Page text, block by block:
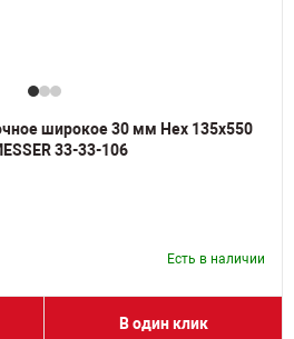
широкое 30 мм Hex 135х550
33-33-106
Есть в наличии
В один клик